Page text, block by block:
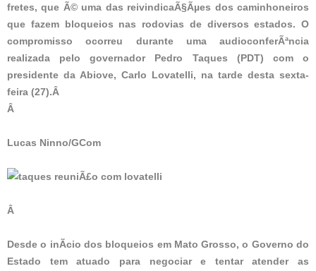
fretes, que Ã© uma das reivindicaÃ§Ãµes dos caminhoneiros
que fazem bloqueios nas rodovias de diversos estados. O
compromisso ocorreu durante uma audioconferÃªncia
realizada pelo governador Pedro Taques (PDT) com o
presidente da Abiove, Carlo Lovatelli, na tarde desta sexta-
feira (27).Â
Â
Lucas Ninno/GCom
Â
Desde o inÃ­cio dos bloqueios em Mato Grosso, o Governo do
Estado tem atuado para negociar e tentar atender as